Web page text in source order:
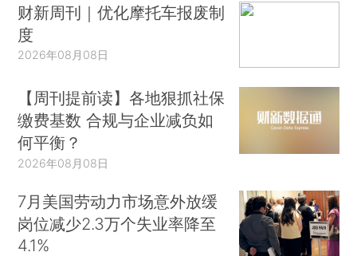
财新周刊｜优化摩托车报废制
度
2026年08月08日
【周刊提前读】各地狠抓社保
缴费基数 合规与企业减负如
何平衡？
2026年08月08日
7月美国劳动力市场意外放缓
岗位减少2.3万个失业率降至
4.1%